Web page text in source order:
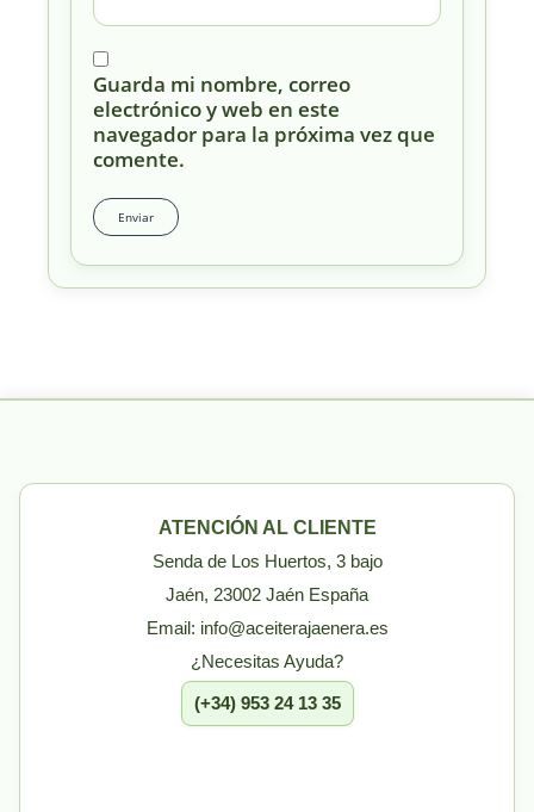
Guarda mi nombre, correo
electrónico y web en este
navegador para la próxima vez que
comente.
ATENCIÓN AL CLIENTE
Senda de Los Huertos, 3 bajo
Jaén, 23002 Jaén España
Email: info@aceiterajaenera.es
¿Necesitas Ayuda?
(+34) 953 24 13 35